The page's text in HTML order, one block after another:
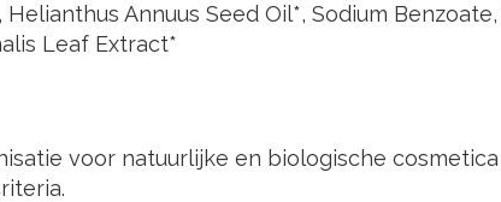
Annuus Seed Oil*, Sodium
Leaf Extract*
voor natuurlijke en biologische